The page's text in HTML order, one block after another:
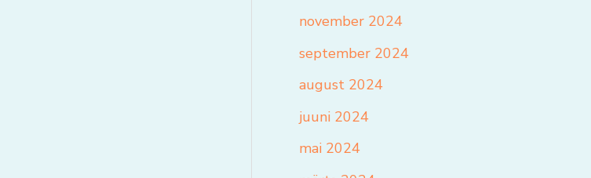
november 2024
september 2024
august 2024
juuni 2024
mai 2024